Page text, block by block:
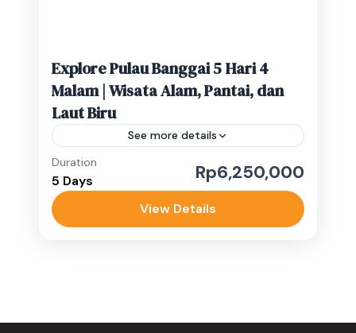
Explore Pulau Banggai 5 Hari 4
Malam | Wisata Alam, Pantai, dan
Laut Biru
See more details
Banggai Kepulauan
Banggai Laut
Medium
Duration
5 Days Rp6,250,000
View Details